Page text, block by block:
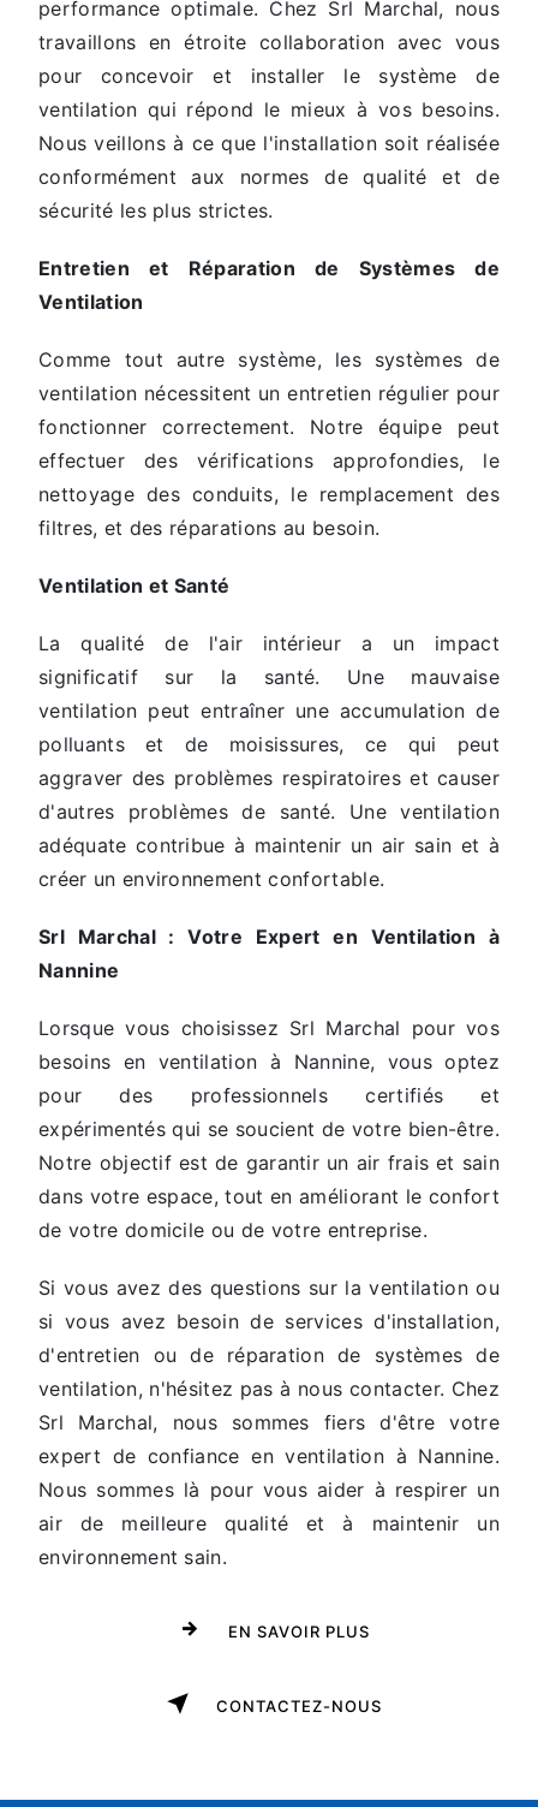
performance optimale. Chez Srl Marchal, nous
travaillons en étroite collaboration avec vous
pour concevoir et installer le système de
ventilation qui répond le mieux à vos besoins.
Nous veillons à ce que l'installation soit réalisée
conformément aux normes de qualité et de
sécurité les plus strictes.
Entretien et Réparation de Systèmes de
Ventilation
Comme tout autre système, les systèmes de
ventilation nécessitent un entretien régulier pour
fonctionner correctement. Notre équipe peut
effectuer des vérifications approfondies, le
nettoyage des conduits, le remplacement des
filtres, et des réparations au besoin.
Ventilation et Santé
La qualité de l'air intérieur a un impact
significatif sur la santé. Une mauvaise
ventilation peut entraîner une accumulation de
polluants et de moisissures, ce qui peut
aggraver des problèmes respiratoires et causer
d'autres problèmes de santé. Une ventilation
adéquate contribue à maintenir un air sain et à
créer un environnement confortable.
Srl Marchal : Votre Expert en Ventilation à
Nannine
Lorsque vous choisissez Srl Marchal pour vos
besoins en ventilation à Nannine, vous optez
pour des professionnels certifiés et
expérimentés qui se soucient de votre bien-être.
Notre objectif est de garantir un air frais et sain
dans votre espace, tout en améliorant le confort
de votre domicile ou de votre entreprise.
Si vous avez des questions sur la ventilation ou
si vous avez besoin de services d'installation,
d'entretien ou de réparation de systèmes de
ventilation, n'hésitez pas à nous contacter. Chez
Srl Marchal, nous sommes fiers d'être votre
expert de confiance en ventilation à Nannine.
Nous sommes là pour vous aider à respirer un
air de meilleure qualité et à maintenir un
environnement sain.
EN SAVOIR PLUS
CONTACTEZ-NOUS